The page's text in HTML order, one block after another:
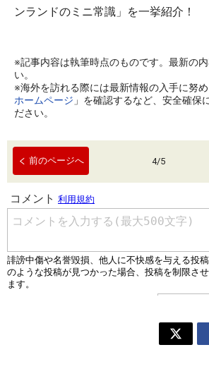
ンランドのミニ常識」を一挙紹介！
※記事内容は執筆時点のものです。最新の
い。
※海外を訪れる際には最新情報の入手に努め
ホームページ 」を確認するなど、安全確保
ださい。
前のページへ 4/5